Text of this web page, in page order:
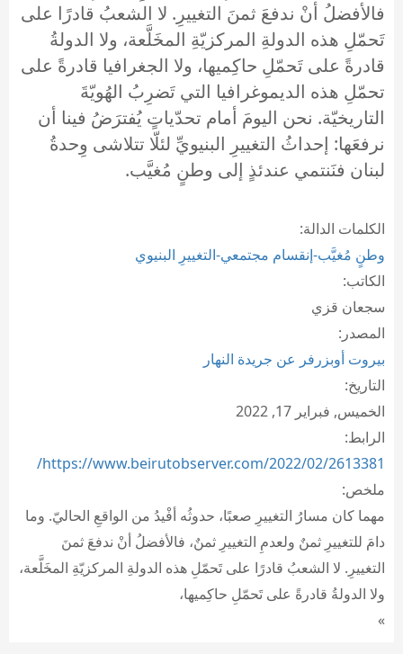
فالأفضلُ أنْ ندفعَ ثمنَ التغييرِ. لا الشعبُ قادرًا على
تَحمّلِ هذه الدولةِ المركزيّةِ المخَلَّعة، ولا الدولةُ
قادرةً على تَحمّلِ حاكِميها، ولا الجغرافيا قادرةً على
تحمّلِ هذه الديموغرافيا التي تَضرِبُ الهُويّةَ
التاريخيّة. نحن اليومَ أمام تحدّياتٍ يُفترَضُ فينا أن
نرفعَها: إحداثُ التغييرِ البنيويِّ لئلّا تتلاشى وِحدةُ
لبنان فنَنتمي عندئذٍ إلى وطنٍ مُغيَّب.
الكلمات الدالة:
وطنٍ مُغيَّب-إنقسام مجتمعي-التغييرِ البنيوي
الكاتب:
سجعان قزي
المصدر:
بيروت أوبزرفر عن جريدة النهار
التاريخ:
الخميس, فبراير 17, 2022
الرابط:
https://www.beirutobserver.com/2022/02/2613381/
ملخص:
مهما كان مسارُ التغييرِ صعبًا، حدوثُه أفْيدُ من الواقعِ الحاليّ. وما
دامَ للتغييرِ ثمنٌ ولعدمِ التغييرِ ثمنٌ، فالأفضلُ أنْ ندفعَ ثمنَ
التغييرِ. لا الشعبُ قادرًا على تَحمّلِ هذه الدولةِ المركزيّةِ المخَلَّعة،
ولا الدولةُ قادرةً على تَحمّلِ حاكِميها،
»